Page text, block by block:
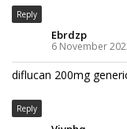
Reply
Ebrdzp
6 November
diflucan 200mg
Reply